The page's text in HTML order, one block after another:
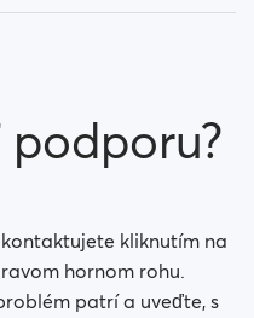
svoju e-
kliknutím na
hornom rohu.
patrí a uveďte, s